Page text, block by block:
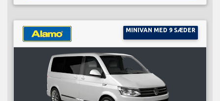
MINIVAN MED 9 SÆDER